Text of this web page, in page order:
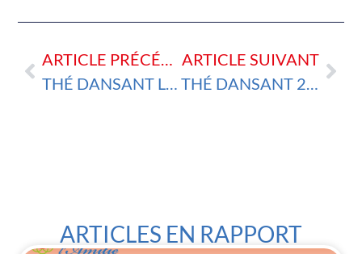
ARTICLE PRÉCÉDENT
THÉ DANSANT LE 24 JUILLET AVEC GRILLADE
ARTICLE SUIVANT
THÉ DANSANT 2025
ARTICLES EN RAPPORT